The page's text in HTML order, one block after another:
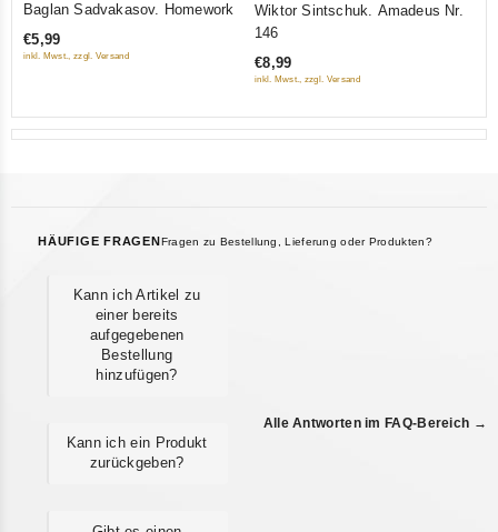
out
of
Baglan Sadvakasov. Homework
€5,99
inkl. Mwst., zzgl. Versand
5
Wiktor Sintschuk. Amadeus Nr.
146
€8,99
inkl. Mwst., zzgl. Versand
HÄUFIGE FRAGEN Fragen zu Bestellung, Lieferung oder Produkten?
Kann ich Artikel zu
einer bereits
aufgegebenen
Bestellung
hinzufügen?
Kann ich ein Produkt
zurückgeben?
Alle Antworten im FAQ-Bereich →